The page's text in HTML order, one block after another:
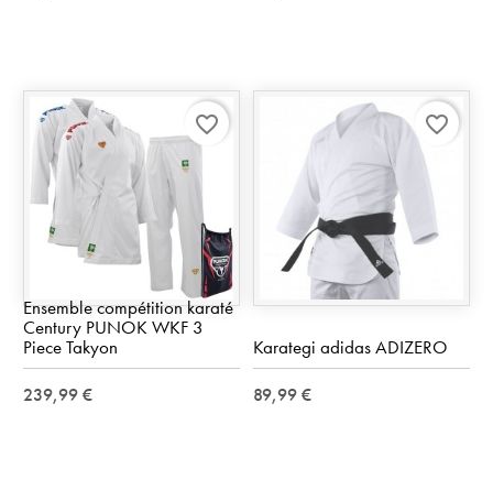
Ensemble compétition karaté
Century PUNOK WKF 3
Piece Takyon
239,99 €
favorite_border
Karategi adidas ADIZERO
89,99 €
favorite_border